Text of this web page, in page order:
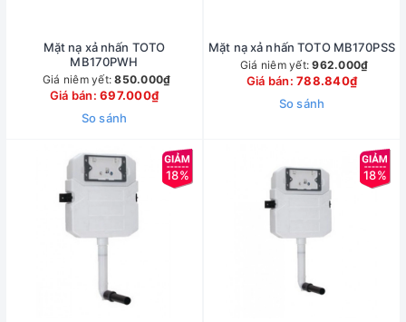
Mặt nạ xả nhấn TOTO
MB170PWH
Giá niêm yết:850.000₫
Giá bán:697.000₫
So sánh
Mặt nạ xả nhấn TOTO MB170PSS
Giá niêm yết:962.000₫
Giá bán:788.840₫
So sánh
18% 18%